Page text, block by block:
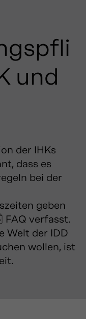
und
der IHKs
dass es
bei der
geben
FAQ verfasst.
Welt der IDD
wollen, ist